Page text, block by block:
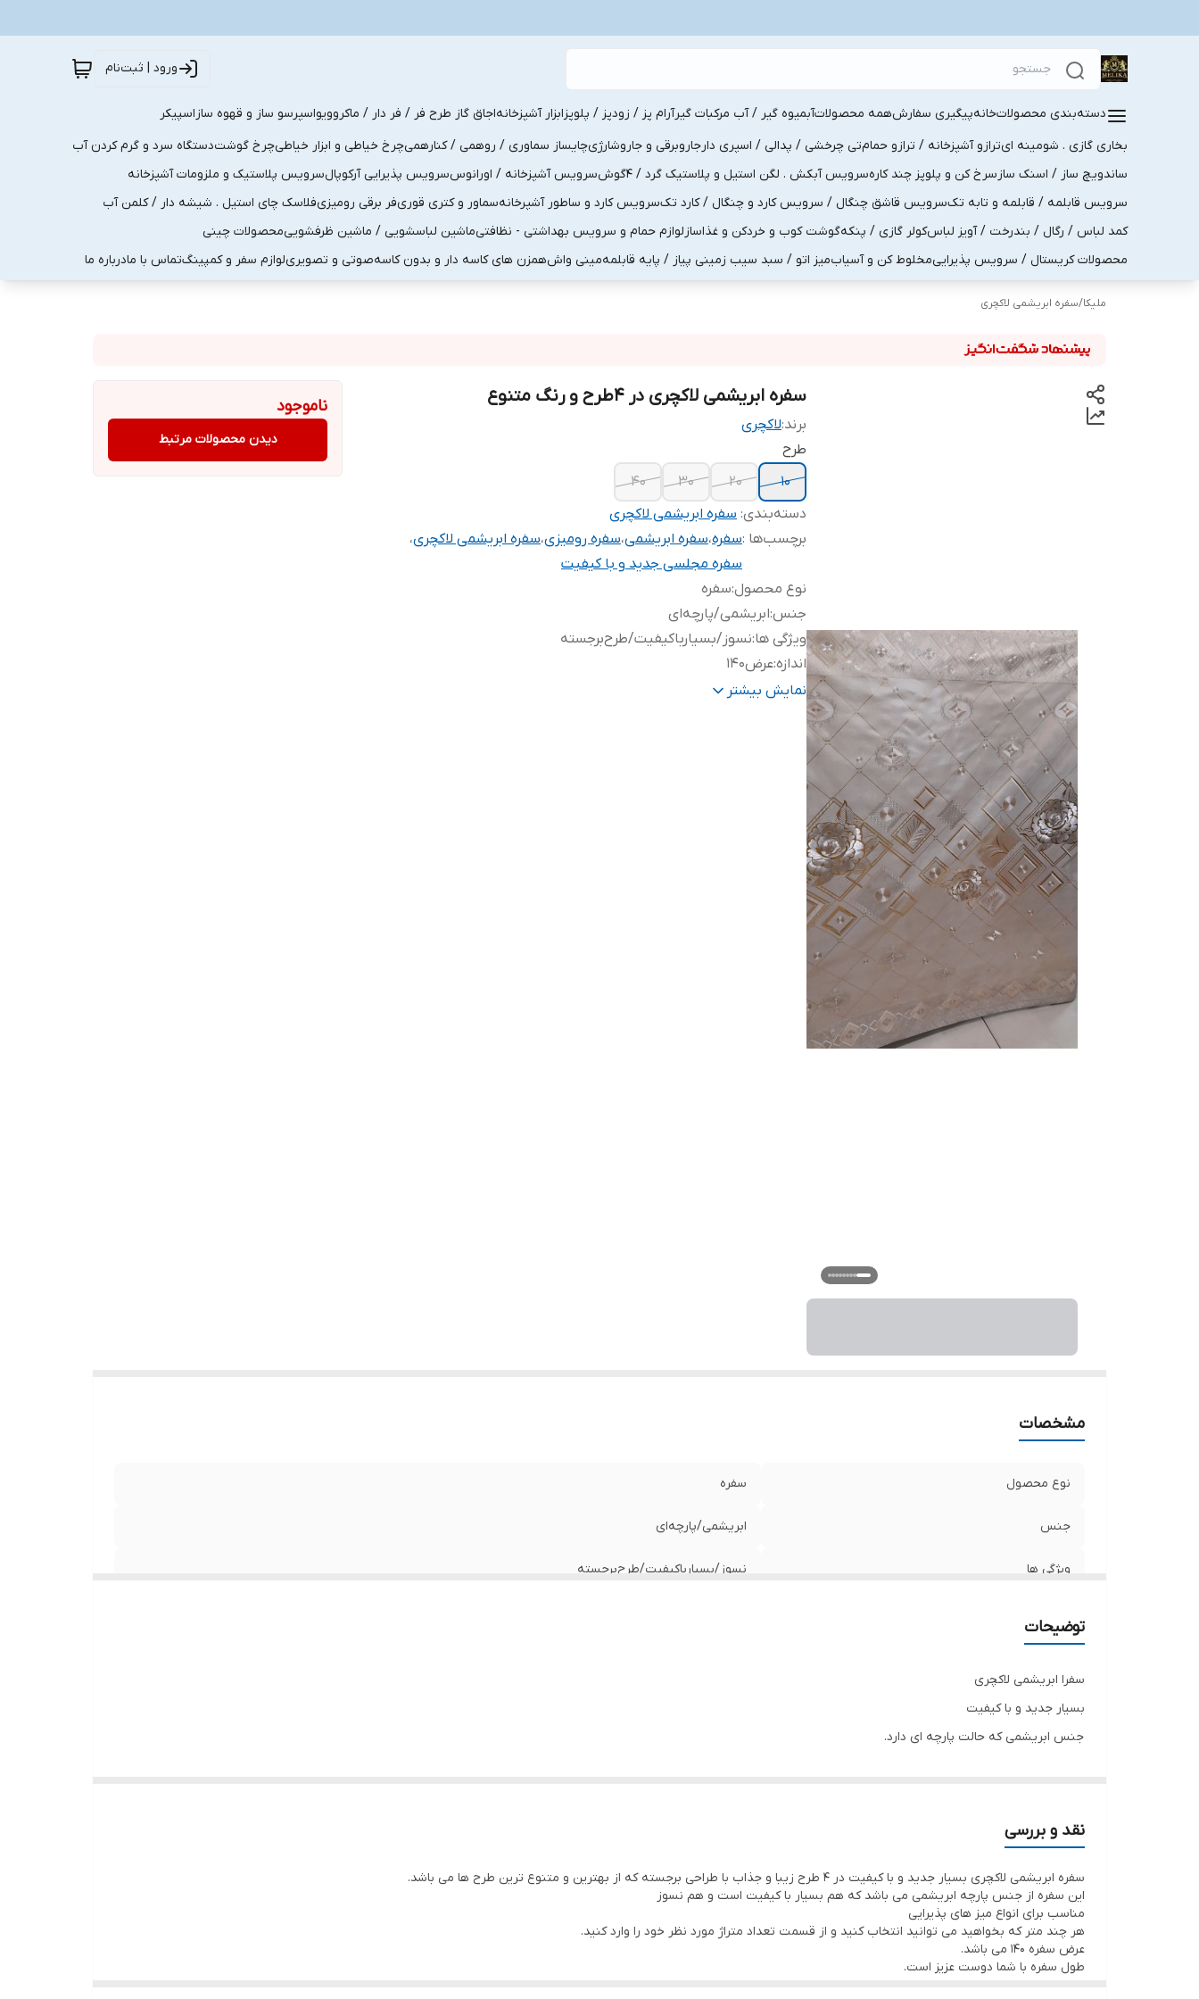
ورود | ثبت‌نام
دسته‌بندی محصولاتخانهپیگیری سفارشهمه محصولاتآبمیوه گیر / آب مرکبات گیرآرام پز / زودپز / پلوپزابزار آشپزخانهاجاق گاز طرح فر / فر دار / ماکروویواسپرسو ساز و قهوه سازاسپیکر
بخاری گازی . شومینه ایترازو آشپزخانه / ترازو حمامتی چرخشی / پدالی / اسپری دارجاروبرقی و جاروشارژیچایساز سماوری / روهمی / کنارهمیچرخ خیاطی و ابزار خیاطیچرخ گوشتدستگاه سرد و گرم کردن آب
ساندویچ ساز / اسنک سازسرخ کن و پلوپز چند کارهسرویس آبکش . لگن استیل و پلاستیک گرد / 4گوش سرویس آشپزخانه / اورانوسسرویس پذیرایی آرکوپالسرویس پلاستیک و ملزومات آشپزخانه
سرویس قابلمه / قابلمه و تابه تکسرویس قاشق چنگال / سرویس کارد و چنگال / کارد تکسرویس کارد و ساطور آشپرخانهسماور و کتری قوریفر برقی رومیزیفلاسک چای استیل . شیشه دار / کلمن آب
کمد لباس / رگال / بندرخت / آویز لباسکولر گازی / پنکهگوشت کوب و خردکن و غذاسازلوازم حمام و سرویس بهداشتی - نظافتیماشین لباسشویی / ماشین ظرفشوییمحصولات چینی
محصولات کریستال / سرویس پذیراییمخلوط کن و آسیابمیز اتو / سبد سیب زمینی پیاز / پایه قابلمهمینی واشهمزن های کاسه دار و بدون کاسهصوتی و تصویریلوازم سفر و کمپینگتماس با مادرباره ما
ملیکا/سفره ابریشمی لاکچری
سفره ابریشمی لاکچری در ۴طرح و رنگ متنوع
برند:لاکچری
طرح
۱۰
۲۰ ۳۰
۴۰
دسته‌بندی: سفره ابریشمی لاکچری
برچسب‌ها :سفره،سفره ابریشمی،سفره رومیزی،سفره ابریشمی لاکچری،
سفره مجلسی جدید و با کیفیت
نوع محصول:سفره
جنس:ابریشمی/پارچه‌ای
ویژگی ها:نسوز‌/‌بسیار‌باکیفیت/طرح‌برجسته‌
اندازه:عرض۱۴۰
متر:با‌شما‌مشتری‌عزیز‌می‌باشد.
نمایش بیشتر
ناموجود
دیدن محصولات مرتبط
مشخصات
نوع محصول سفره
جنس ابریشمی/پارچه‌ای
ویژگی ها نسوز‌/‌بسیار‌باکیفیت/طرح‌برجسته‌
توضیحات
سفرا ابریشمی لاکچری
بسیار جدید و با کیفیت
جنس ابریشمی که حالت پارچه ای دارد.
در 4طرح
عرض : 140
طول : همان متراژ است که شما مشتری عزیز باید انتخاب کنید.
دوستان عزیز توجه کنید :
در سایت ترپ فقط عدد می توان زد.
شما هر چند متر که می‌خواهید هنگام خرید میتوانید با عنوان عدد ثبت کنید.
نقد و بررسی
سفره ابریشمی لاکچری بسیار جدید و با کیفیت در 4 طرح زیبا و جذاب با طراحی برجسته که از بهترین و متنوع ترین طرح ها می باشد.
این سفره از جنس پارچه ابریشمی می باشد که هم بسیار با کیفیت است و هم نسوز
مناسب برای انواع میز های پذیرایی
هر چند متر که بخواهید می توانید انتخاب کنید و از قسمت تعداد متراژ مورد نظر خود را وارد کنید.
عرض سفره 140 می باشد.
طول سفره با شما دوست عزیز است.